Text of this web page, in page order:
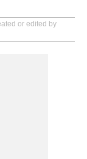
or edited by